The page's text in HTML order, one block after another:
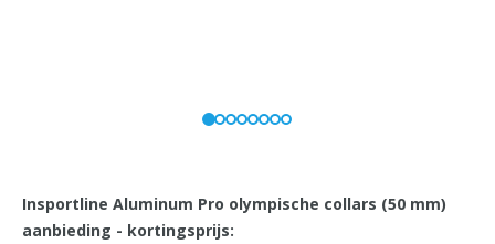
Insportline Aluminum Pro olympische collars (50 mm)
aanbieding - kortingsprijs: